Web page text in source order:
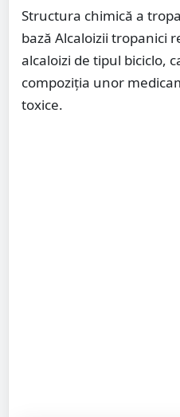
Structura chimică a
bază Alcaloizii tropanici
alcaloizi de tipul biciclo,
compoziția unor
toxice.